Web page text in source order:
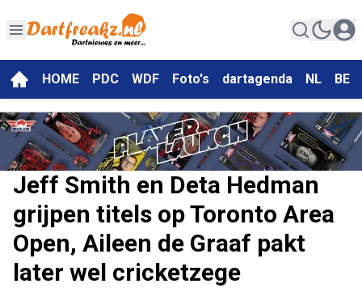
HOME PDC WDF Foto's dartagenda NL BE
Jeff Smith en Deta Hedman
grijpen titels op Toronto Area
Open, Aileen de Graaf pakt
later wel cricketzege